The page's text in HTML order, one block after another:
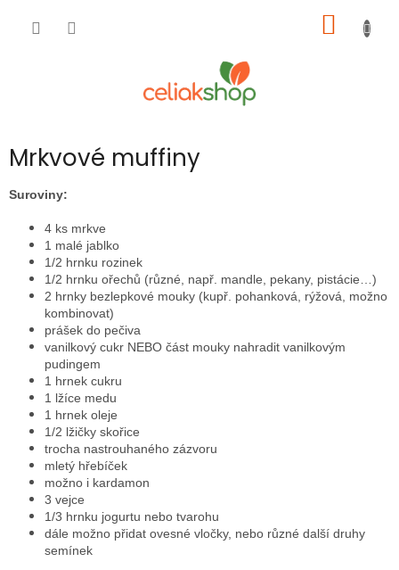
KOŠÍK
Mrkvové muffiny
Suroviny:
4 ks mrkve
1 malé jablko
1/2 hrnku rozinek
1/2 hrnku ořechů (různé, např. mandle, pekany, pistácie…)
2 hrnky bezlepkové mouky (kupř. pohanková, rýžová, možno
kombinovat)
prášek do pečiva
vanilkový cukr NEBO část mouky nahradit vanilkovým
pudingem
1 hrnek cukru
1 lžíce medu
1 hrnek oleje
1/2 lžičky skořice
trocha nastrouhaného zázvoru
mletý hřebíček
možno i kardamon
3 vejce
1/3 hrnku jogurtu nebo tvarohu
dále možno přidat ovesné vločky, nebo různé další druhy
semínek